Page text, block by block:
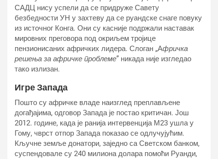
САДЦ нису успели да се придруже Савету
безбедности УН у захтеву да се руандске снаге повуку
из источног Конга. Они су касније подржали наставак
мировних преговора под окриљем тројице
пензионисаних афричких лидера. Слоган „Афричка
решења за афричке проблеме” никада није изгледао
тако излизан.
Игре Запада
Пошто су афричке владе наизглед преплављене
догађајима, одговор Запада је постао критичан. Још
2012. године, када је ранија интервенција М23 ушла у
Гому, чврст отпор Запада показао се одлучујућим.
Кључне земље донатори, заједно са Светском банком,
суспендовале су 240 милиона долара помоћи Руанди,